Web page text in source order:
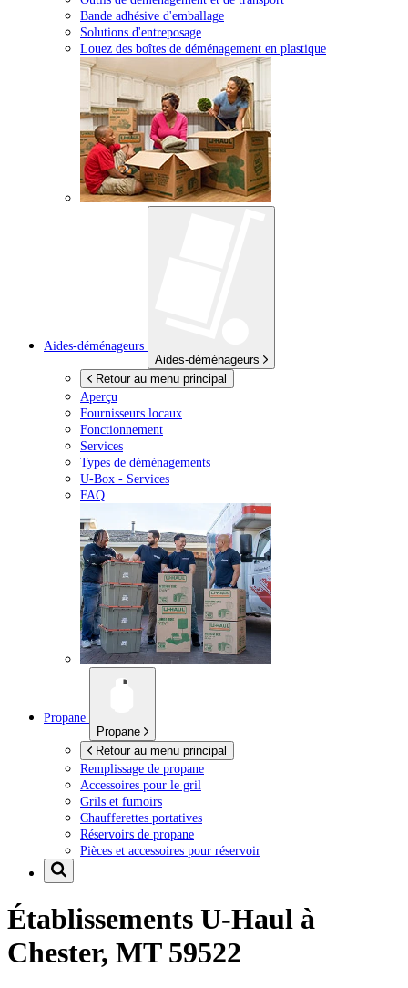
Bande adhésive d'emballage
Solutions d'entreposage
Louez des boîtes de déménagement en plastique
Aides-déménageurs
Aides-déménageurs
Retour au menu principal
Aperçu
Fournisseurs locaux
Fonctionnement
Services
Types de déménagements
U-Box - Services
FAQ
Propane
Propane
Retour au menu principal
Remplissage de propane
Accessoires pour le gril
Grils et fumoirs
Chaufferettes portatives
Réservoirs de propane
Pièces et accessoires pour réservoir
Établissements U-Haul à
Chester, MT 59522